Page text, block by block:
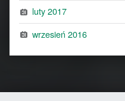
luty 2017
wrzesień 2016